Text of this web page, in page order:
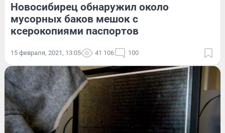
Новосибирец обнаружил около
мусорных баков мешок с
ксерокопиями паспортов
15 февраля, 2021, 13:05 41 106 100